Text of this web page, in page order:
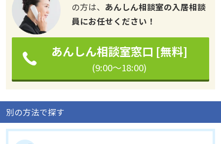
の方は、 あんしん相談室の入居相談
員にお任せください！
あんしん相談室窓口 [無料]
(9:00～18:00)
別の方法で探す